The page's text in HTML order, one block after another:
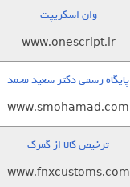
وان اسکریپت
www.onescript.ir
پایگاه رسمی دکتر سعید محمد
www.smohamad.com
ترخیص کالا از گمرک
www.fnxcustoms.com